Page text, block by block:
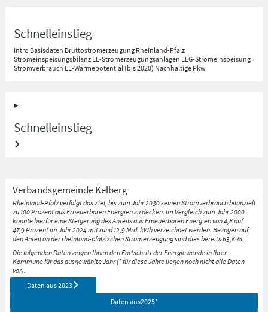
Schnelleinstieg
Intro Basisdaten Bruttostromerzeugung Rheinland-Pfalz
Stromeinspeisungsbilanz EE-Stromerzeugungsanlagen EEG-Stromeinspeisung
Stromverbrauch EE-Wärmepotential (bis 2020) Nachhaltige Pkw
Schnelleinstieg
Verbandsgemeinde Kelberg
Rheinland-Pfalz verfolgt das Ziel, bis zum Jahr 2030 seinen Stromverbrauch bilanziell
zu 100 Prozent aus Erneuerbaren Energien zu decken. Im Vergleich zum Jahr 2000
konnte hierfür eine Steigerung des Anteils aus Erneuerbaren Energien von 4,8 auf
47,9 Prozent im Jahr 2024 mit rund 12,9 Mrd. kWh verzeichnet werden. Bezogen auf
den Anteil an der rheinland-pfälzischen Stromerzeugung sind dies bereits 63,8 %.
Die folgenden Daten zeigen Ihnen den Fortschritt der Energiewende in Ihrer
Kommune für das ausgewählte Jahr (* für diese Jahre liegen noch nicht alle Daten
vor).
Daten aus2023
Daten aus2025*